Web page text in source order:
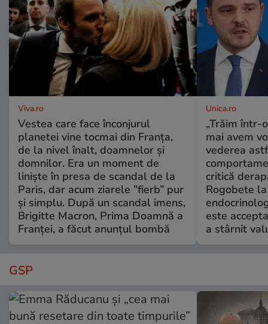
Viva.ro
Vestea care face înconjurul
planetei vine tocmai din Franța,
de la nivel înalt, doamnelor și
domnilor. Era un moment de
liniște în presa de scandal de la
Paris, dar acum ziarele ”fierb” pur
și simplu. După un scandal imens,
Brigitte Macron, Prima Doamnă a
Franței, a făcut anunțul bombă
Unica.ro
„Trăim într-
mai avem
vederea
critică
Rogobete
este
a stârnit
GSP